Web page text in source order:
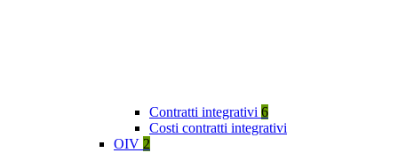
Contratti integrativi 6
Costi contratti integrativi
OIV 2